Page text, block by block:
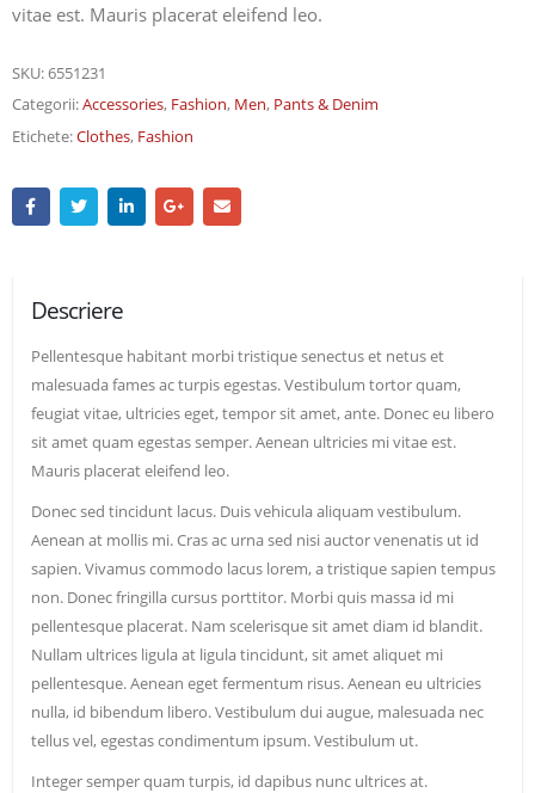
vitae est. Mauris placerat eleifend leo.
SKU:6551231
Categorii:Accessories, Fashion, Men, Pants & Denim
Etichete:Clothes, Fashion
Descriere
Pellentesque habitant morbi tristique senectus et netus et
malesuada fames ac turpis egestas. Vestibulum tortor quam,
feugiat vitae, ultricies eget, tempor sit amet, ante. Donec eu libero
sit amet quam egestas semper. Aenean ultricies mi vitae est.
Mauris placerat eleifend leo.
Donec sed tincidunt lacus. Duis vehicula aliquam vestibulum.
Aenean at mollis mi. Cras ac urna sed nisi auctor venenatis ut id
sapien. Vivamus commodo lacus lorem, a tristique sapien tempus
non. Donec fringilla cursus porttitor. Morbi quis massa id mi
pellentesque placerat. Nam scelerisque sit amet diam id blandit.
Nullam ultrices ligula at ligula tincidunt, sit amet aliquet mi
pellentesque. Aenean eget fermentum risus. Aenean eu ultricies
nulla, id bibendum libero. Vestibulum dui augue, malesuada nec
tellus vel, egestas condimentum ipsum. Vestibulum ut.
Integer semper quam turpis, id dapibus nunc ultrices at.